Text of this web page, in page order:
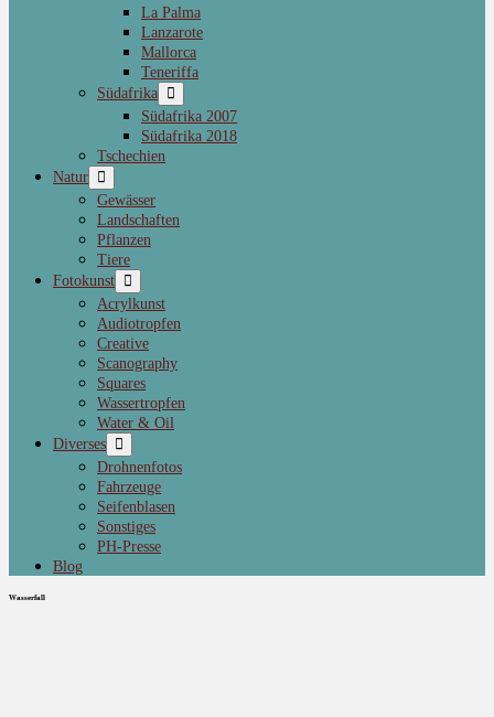
La Palma
Lanzarote
Mallorca
Teneriffa
Südafrika
Südafrika 2007
Südafrika 2018
Tschechien
Natur
Gewässer
Landschaften
Pflanzen
Tiere
Fotokunst
Acrylkunst
Audiotropfen
Creative
Scanography
Squares
Wassertropfen
Water & Oil
Diverses
Drohnenfotos
Fahrzeuge
Seifenblasen
Sonstiges
PH-Presse
Blog
Wasserfall